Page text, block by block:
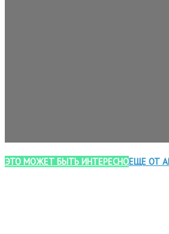
ЭТО МОЖЕТ БЫТЬ ИНТЕРЕСНОЕЩЕ ОТ